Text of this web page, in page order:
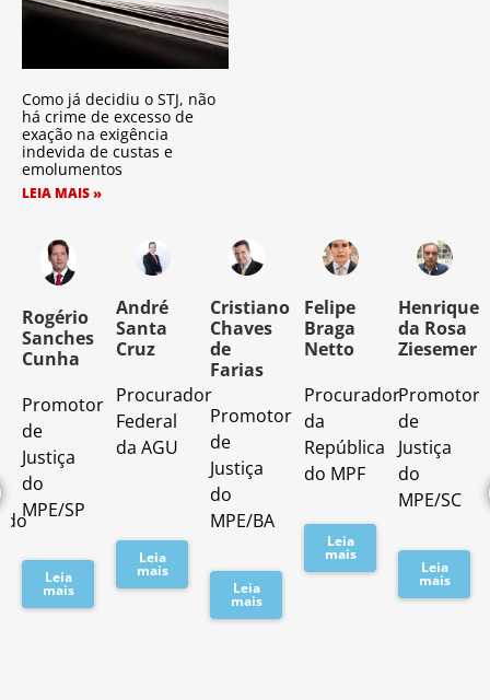
Como já decidiu o STJ, não
há crime de excesso de
exação na exigência
indevida de custas e
emolumentos
LEIA MAIS »
Rogério
Sanches
Cunha
Promotor
de
Justiça
do
MPE/SP
Leia
mais
André
Santa
Cruz
Procurador
Federal
da AGU
Leia
mais
Cristiano
Chaves
de
Farias
Promotor
de
Justiça
do
MPE/BA
Leia
mais
Felipe
Braga
Netto
Procurador
da
República
do MPF
Leia
mais
Henrique
da Rosa
Ziesemer
Promotor
de
Justiça
do
MPE/SC
Leia
mais